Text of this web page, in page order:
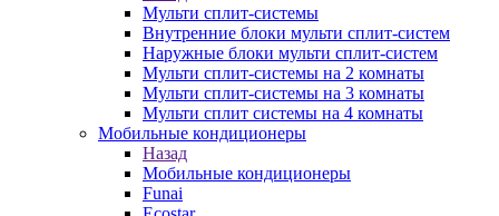
Мульти сплит-системы
Внутренние блоки мульти сплит-систем
Наружные блоки мульти сплит-систем
Мульти сплит-системы на 2 комнаты
Мульти сплит-системы на 3 комнаты
Мульти сплит системы на 4 комнаты
Мобильные кондиционеры
Назад
Мобильные кондиционеры
Funai